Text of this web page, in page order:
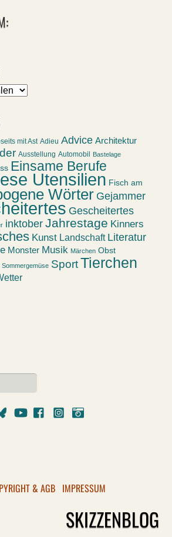
mit Ast Adieu Advice Architektur
Ausstellung Automobil Bastelage
Einsame Berufe
Utensilien Fisch am
Wörter Gejammer
Gescheitertes
inktober Jahrestage Kinners
Kunst Landschaft Literatur
Monster Musik Märchen Obst
Sommergemüse Sport Tierchen
BlueskyYoutubeFacebookInstagram
& AGB IMPRESSUM
SKIZZENBLOG